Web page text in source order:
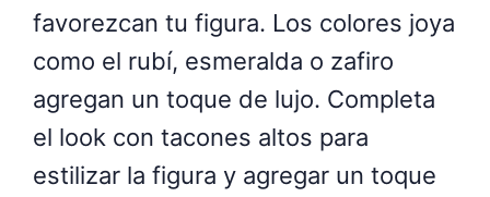
favorezcan tu figura. Los colores joya
como el rubí, esmeralda o zafiro
agregan un toque de lujo. Completa
el look con tacones altos para
estilizar la figura y agregar un toque